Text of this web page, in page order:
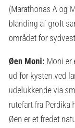
(Marathonas A og
blanding af groft
området for
Øen Moni: Moni er
ud for kysten ved
udelukkende via
rutefart fra Perdika
Øen er et fredet